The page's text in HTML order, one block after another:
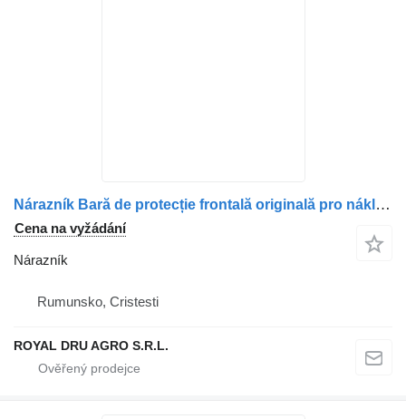
Nárazník Bară de protecție frontală originală pro nákladní auta Volvo albastră, model 7670
Cena na vyžádání
Nárazník
Rumunsko, Cristesti
ROYAL DRU AGRO S.R.L.